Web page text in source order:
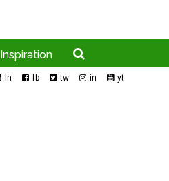
Inspiration
In fb tw in yt